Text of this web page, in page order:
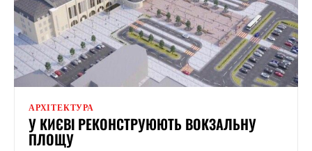
АРХІТЕКТУРА
У КИЄВІ РЕКОНСТРУЮЮТЬ ВОКЗАЛЬНУ
ПЛОЩУ